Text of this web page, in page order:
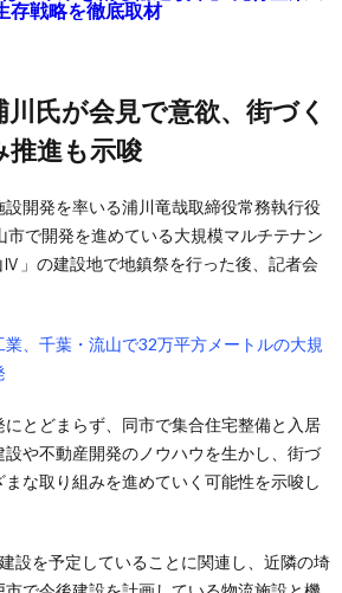
存戦略を徹底取材
推進も示唆
開発を率いる浦川竜哉取締役常務執行役
市で開発を進めている大規模マルチテナン
Ⅳ」の建設地で地鎮祭を行った後、記者会
業、千葉・流山で32万平方メートルの大規
とどまらず、同市で集合住宅整備と入居
や不動産開発のノウハウを生かし、街づ
な取り組みを進めていく可能性を示唆し
設を予定していることに関連し、近隣の埼